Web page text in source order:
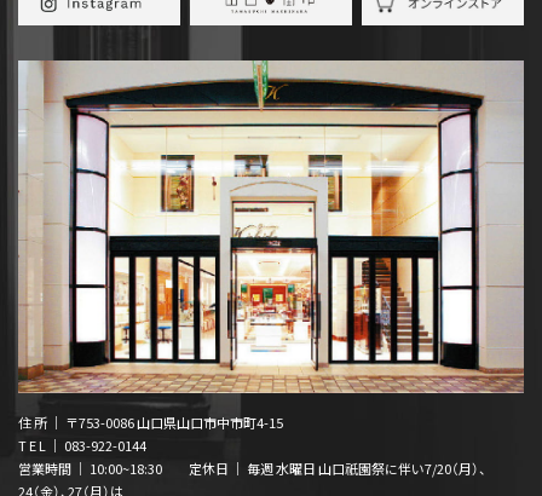
住 所 ｜ 〒753-0086 山口県山口市中市町4-15
T E L ｜ 083-922-0144
営業時間 ｜ 10:00~18:30 定休日 ｜ 毎週 水曜日 山口祇園祭に伴い7/20（月）、
24（金）、27（月）は